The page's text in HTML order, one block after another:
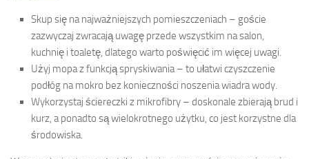
Skup się na najważniejszych pomieszczeniach – goście
zazwyczaj zwracają uwagę przede wszystkim na salon,
kuchnię i toaletę, dlatego warto poświęcić im więcej uwagi.
Użyj mopa z funkcją spryskiwania – to ułatwi czyszczenie
podłóg na mokro bez konieczności noszenia wiadra wody.
Wykorzystaj ściereczki z mikrofibry – doskonale zbierają brud i
kurz, a ponadto są wielokrotnego użytku, co jest korzystne dla
środowiska.